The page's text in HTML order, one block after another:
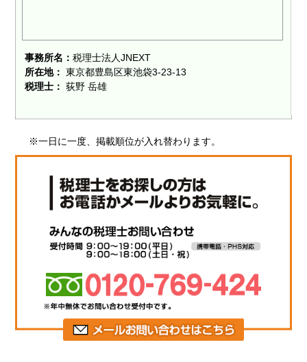
事務所名：税理士法人JNEXT
所在地： 東京都豊島区東池袋3-23-13
税理士： 荻野 岳雄
※一日に一度、掲載順位が入れ替わります。